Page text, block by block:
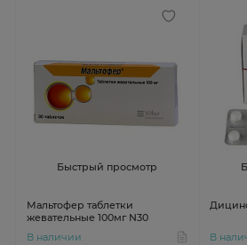
Быстрый просмотр
Мальтофер таблетки
жевательные 100мг N30
В наличии
В